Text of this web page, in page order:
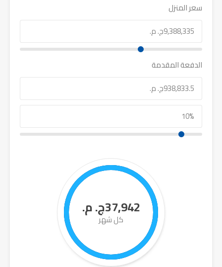
سعر المنزل
الدفعة المقدمة
37,942ج. م.
كل شهر